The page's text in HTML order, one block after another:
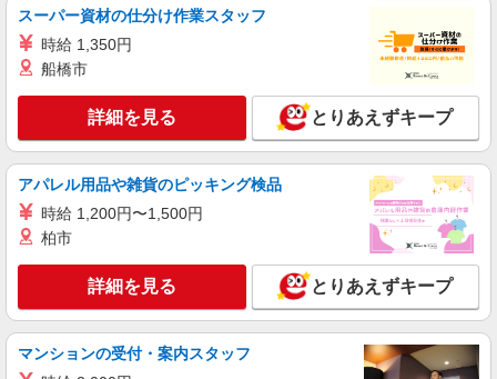
スーパー資材の仕分け作業スタッフ
時給 1,350円
船橋市
詳細を見る とりあえずキープ
アパレル用品や雑貨のピッキング検品
時給 1,200円〜1,500円
柏市
詳細を見る とりあえずキープ
マンションの受付・案内スタッフ